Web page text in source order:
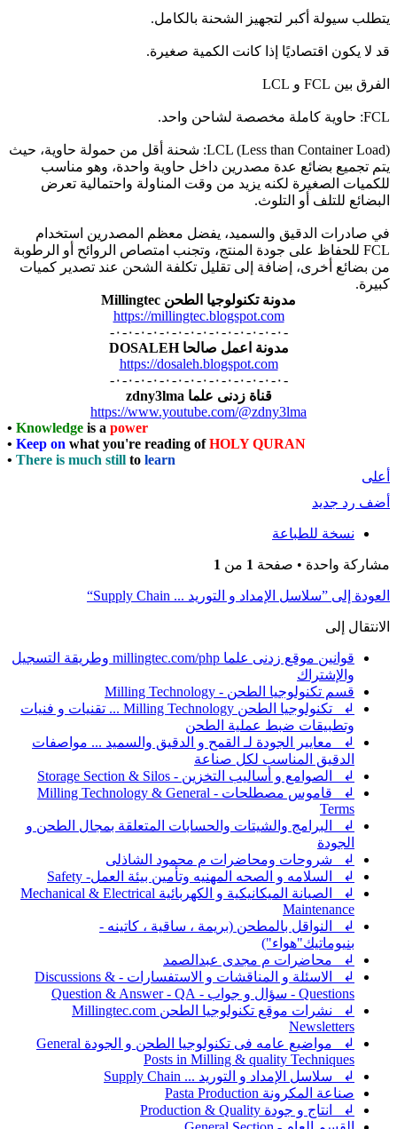
يتطلب سيولة أكبر لتجهيز الشحنة بالكامل.
قد لا يكون اقتصاديًا إذا كانت الكمية صغيرة.
الفرق بين FCL و LCL
FCL: حاوية كاملة مخصصة لشاحن واحد.
LCL (Less than Container Load): شحنة أقل من حمولة حاوية، حيث
يتم تجميع بضائع عدة مصدرين داخل حاوية واحدة، وهو مناسب
للكميات الصغيرة لكنه يزيد من وقت المناولة واحتمالية تعرض
البضائع للتلف أو التلوث.
في صادرات الدقيق والسميد، يفضل معظم المصدرين استخدام
FCL للحفاظ على جودة المنتج، وتجنب امتصاص الروائح أو الرطوبة
من بضائع أخرى، إضافة إلى تقليل تكلفة الشحن عند تصدير كميات
كبيرة.
مدونة تكنولوجيا الطحن Millingtec
https://millingtec.blogspot.com
-٠-٠-٠-٠-٠-٠-٠-٠-٠-٠-٠-٠-٠-٠-
مدونة اعمل صالحا DOSALEH
https://dosaleh.blogspot.com
-٠-٠-٠-٠-٠-٠-٠-٠-٠-٠-٠-٠-٠-٠-
قناة زدنى علما zdny3lma
https://www.youtube.com/@zdny3lma
Knowledge is a power
•
Keep on what you're reading ofHOLY QURAN
•
There is much still to learn
•
أعلى
أضف رد جديد
نسخة للطباعة
مشاركة واحدة • صفحة 1 من 1
العودة إلى ”سلاسل الإمداد و التوريد ... Supply Chain“
الانتقال إلى
قوانين موقع زدنى علما millingtec.com/php وطريقة التسجيل
والإشتراك
قسم تكنولوجيا الطحن - Milling Technology
↲ تكنولوجيا الطحن Milling Technology ... تقنيات و فنيات
وتطبيقات ضبط عملية الطحن
↲ معايير الجودة لـ القمح و الدقيق والسميد ... مواصفات
الدقيق المناسب لكل صناعة
↲ الصوامع و أساليب التخزين - Storage Section & Silos
↲ قاموس مصطلحات - Milling Technology & General
Terms
↲ البرامج والشيتات والحسابات المتعلقة بمجال الطحن و
الجودة
↲ شروحات ومحاضرات م محمود الشاذلى
↲ السلامه و الصحه المهنيه وتأمين بيئة العمل- Safety
↲ الصيانة الميكانيكية و الكهربائية Mechanical & Electrical
Maintenance
↲ النواقل بالمطحن (بريمة ، ساقية ، كاتينه -
بنيوماتيك"هواء")
↲ محاضرات م مجدى عبدالصمد
↲ الاسئلة و المناقشات و الاستفسارات - Discussions &
Questions - سؤال و جواب - Question & Answer - QA
↲ نشرات موقع تكنولوجيا الطحن Millingtec.com
Newsletters
↲ مواضيع عامه فى تكنولوجيا الطحن و الجودة General
Posts in Milling & quality Techniques
↲ سلاسل الإمداد و التوريد ... Supply Chain
صناعة المكرونة Pasta Production
↲ انتاج و جودة Production & Quality